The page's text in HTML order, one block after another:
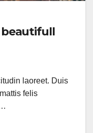
beautifull
laoreet. Duis
felis